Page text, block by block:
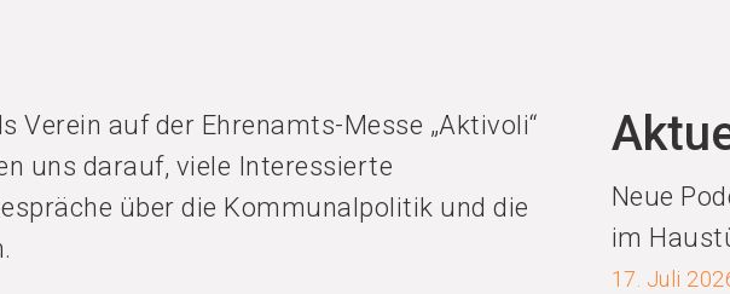
Verein auf der Ehrenamts-Messe „Aktivoli“
uns darauf, viele Interessierte
über die Kommunalpolitik und die
Neue
im
17. Juli